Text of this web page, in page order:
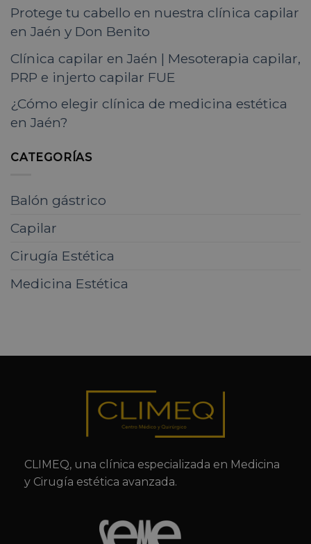
Protege tu cabello en nuestra clínica capilar
en Jaén y Don Benito
Clínica capilar en Jaén | Mesoterapia capilar,
PRP e injerto capilar FUE
¿Cómo elegir clínica de medicina estética
en Jaén?
CATEGORÍAS
Balón gástrico
Capilar
Cirugía Estética
Medicina Estética
CLIMEQ, una clínica especializada en Medicina
y Cirugía estética avanzada.